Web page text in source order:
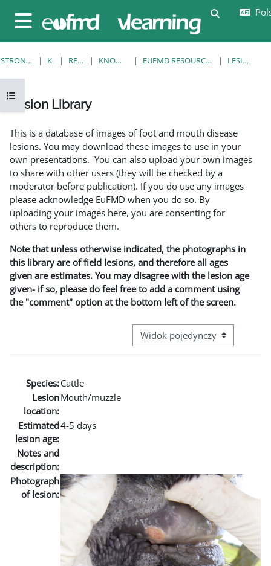
Panel boczny
Otwórz indeks kursu
STRONA GŁÓWNA KURSY RESOURCES KNOWLEDGE BANK EUFMD RESOURCES: CLINICAL DIAGNOSIS LESION LIBRARY
Lesion Library
This is a database of images of foot and mouth disease
lesions. You may download these images to use in your
own presentations. You can also upload your own images
to share with other users (they will be checked by a
moderator before publication). If you do use any images
please acknowledge EuFMD when you do so. By
uploading your images here, you are consenting for
others to reproduce them.
Note that unless otherwise indicated, the photographs in
this library are of field lesions, and therefore all ages
given are estimates. You may disagree with the lesion age
given- if so, please do feel free to add a comment using
the "comment" option at the bottom left of the screen.
Przeglądanie: nawigacja
Species:Cattle
Lesion
location:
Mouth/muzzle
Estimated
lesion age:
4-5 days
Notes and
description:
Photograph
of lesion: